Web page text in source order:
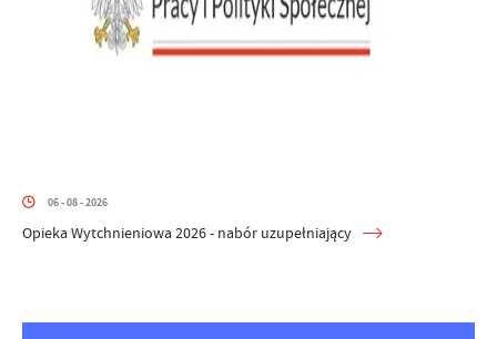
06 - 08 - 2026
Opieka Wytchnieniowa 2026 - nabór uzupełniający